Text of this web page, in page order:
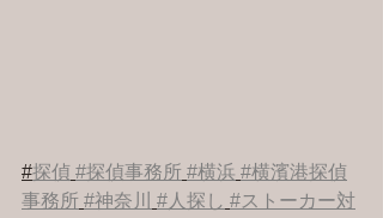
#探偵 #探偵事務所 #横浜 #横濱港探偵
事務所 #神奈川 #人探し #ストーカー対